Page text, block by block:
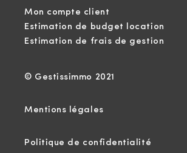
Mon compte client
Estimation de budget location
Estimation de frais de gestion
© Gestissimmo 2021
Mentions légales
Politique de confidentialité